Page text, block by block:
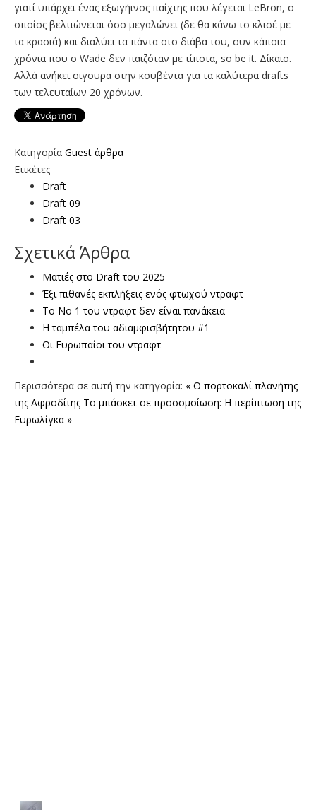
γιατί υπάρχει ένας εξωγήινος παίχτης που λέγεται LeBron, ο
οποίος βελτιώνεται όσο μεγαλώνει (δε θα κάνω το κλισέ με
τα κρασιά) και διαλύει τα πάντα στο διάβα του, συν κάποια
χρόνια που ο Wade δεν παιζόταν με τίποτα, so be it. Δίκαιο.
Αλλά ανήκει σιγουρα στην κουβέντα για τα καλύτερα drafts
των τελευταίων 20 χρόνων.
Κατηγορία Guest άρθρα
Ετικέτες
Draft
Draft 09
Draft 03
Σχετικά Άρθρα
Ματιές στο Draft του 2025
Έξι πιθανές εκπλήξεις ενός φτωχού ντραφτ
Το Νο 1 του ντραφτ δεν είναι πανάκεια
Η ταμπέλα του αδιαμφισβήτητου #1
Οι Ευρωπαίοι του ντραφτ
Περισσότερα σε αυτή την κατηγορία: « Ο πορτοκαλί πλανήτης
της Αφροδίτης Το μπάσκετ σε προσομοίωση: Η περίπτωση της
Ευρωλίγκα »